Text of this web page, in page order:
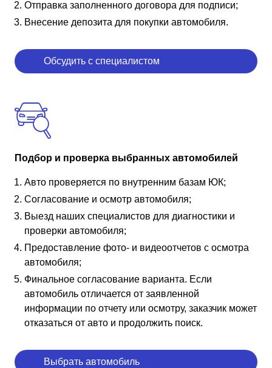
Отправка заполненного договора для подписи;
Внесение депозита для покупки автомобиля.
Обсудить с специалистом
Подбор и проверка выбранных автомобилей
Авто проверяется по внутренним базам ЮК;
Согласование и осмотр автомобиля;
Выезд наших специалистов для диагностики и
проверки автомобиля;
Предоставление фото- и видеоотчетов с осмотра
автомобиля;
Финальное согласование варианта. Если
автомобиль отличается от заявленной
информации по отчету или осмотру, заказчик может
отказаться от авто и продолжить поиск.
Выбрать автомобиль